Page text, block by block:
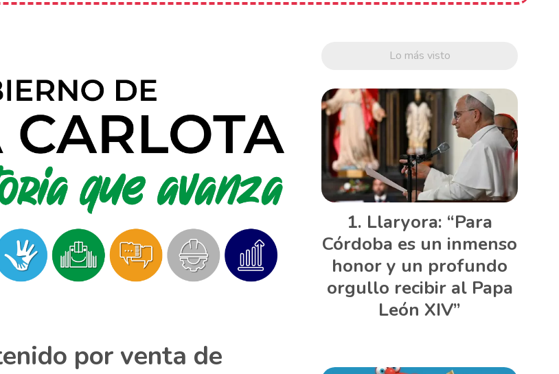
por venta de
Lo más visto
Llaryora: “Para
Córdoba es un inmenso
honor y un profundo
orgullo recibir al Papa
León XIV”